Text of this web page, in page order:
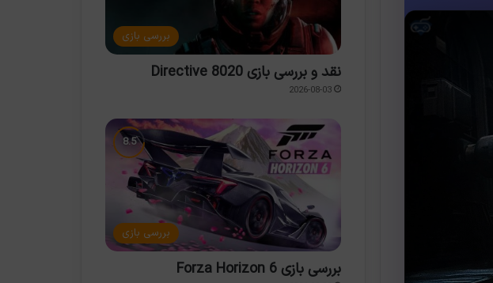
بررسی بازی
نقد و بررسی بازی Directive 8020
2026-08-03
بررسی بازی
بررسی بازی Forza Horizon 6